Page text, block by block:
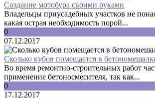
Создание мотобура своими руками
Владельцы приусадебных участков не
какая острая необходимость порой...
0
07.12.2017
Сколько кубов помещается в
Во время ремонтно-строительных работ
применение бетоносмесителя, так как...
0
17.12.2017